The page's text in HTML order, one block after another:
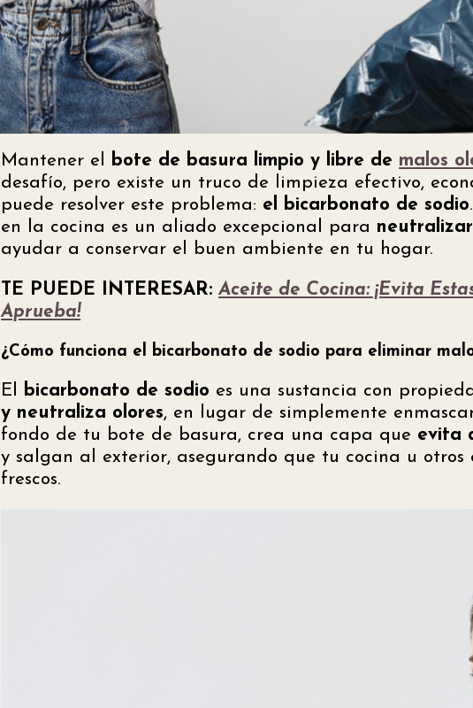
Mantener el bote de basura limpio y libre de malos
desafío, pero existe un truco de limpieza efectivo,
puede resolver este problema: el bicarbonato de sodio
en la cocina es un aliado excepcional para
ayudar a conservar el buen ambiente en tu hogar.
TE PUEDE INTERESAR:Aceite de Cocina: ¡Evita
Aprueba!
¿Cómo funciona el bicarbonato de sodio para eliminar
El bicarbonato de sodio es una sustancia con
y neutraliza olores, en lugar de simplemente
fondo de tu bote de basura, crea una capa que evita
y salgan al exterior, asegurando que tu cocina u otros
frescos.